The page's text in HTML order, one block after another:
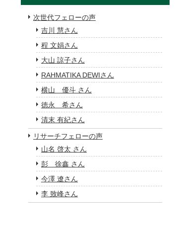
次世代フェローの声
吉川 慧さん
程 文娟さん
大山 諒子さん
RAHMATIKA DEWIさん
横山 優斗 さん
徳永 希さん
清末 有紀さん
リサーチフェローの声
山名 啓太 さん
彭 徐鑫 さん
今澤 遼さん
李 致峰さん